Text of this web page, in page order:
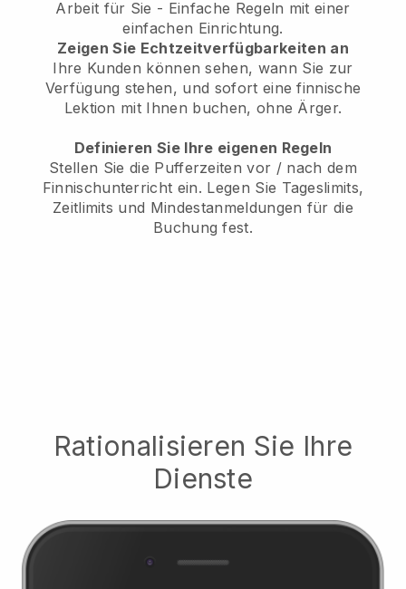
Arbeit für Sie - Einfache Regeln mit einer
einfachen Einrichtung.
Zeigen Sie Echtzeitverfügbarkeiten an
Ihre Kunden können sehen, wann Sie zur
Verfügung stehen, und sofort eine finnische
Lektion mit Ihnen buchen, ohne Ärger.
Definieren Sie Ihre eigenen Regeln
Stellen Sie die Pufferzeiten vor / nach dem
Finnischunterricht ein. Legen Sie Tageslimits,
Zeitlimits und Mindestanmeldungen für die
Buchung fest.
Rationalisieren Sie Ihre
Dienste